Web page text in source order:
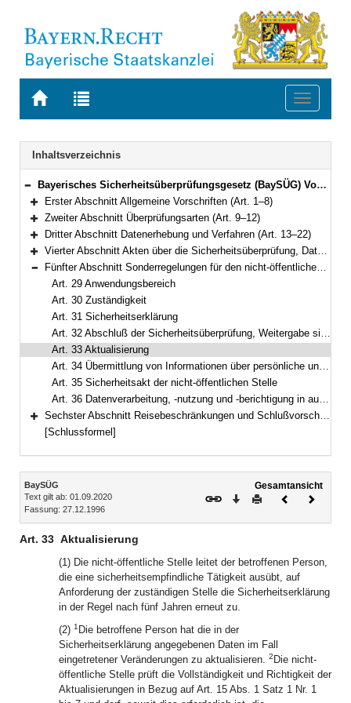
Zur
BAYERN.RECHT
Zur
letzten
Suche
Toggle
Navigation
Inhaltsverzeichnis
Bereich reduzieren
Bayerisches Sicherheitsüberprüfungsgesetz (BaySÜG) Vom 27. Dezember 1996 (GVBl. S. 509) BayRS 12-3-I (Art. 1–42)
Bereich erweitern
Erster Abschnitt Allgemeine Vorschriften (Art. 1–8)
Bereich erweitern
Zweiter Abschnitt Überprüfungsarten (Art. 9–12)
Bereich erweitern
Dritter Abschnitt Datenerhebung und Verfahren (Art. 13–22)
Bereich erweitern
Vierter Abschnitt Akten über die Sicherheitsüberprüfung, Datenverarbeitung (Art. 23–28)
Bereich reduzieren
Fünfter Abschnitt Sonderregelungen für den nicht-öffentlichen Bereich (Art. 29–36)
Art. 29 Anwendungsbereich
Art. 30 Zuständigkeit
Art. 31 Sicherheitserklärung
Art. 32 Abschluß der Sicherheitsüberprüfung, Weitergabe sicherheitserheblicher Erkenntnisse
Art. 33 Aktualisierung
Art. 34 Übermittlung von Informationen über persönliche und arbeitsrechtliche Verhältnisse
Art. 35 Sicherheitsakt der nicht-öffentlichen Stelle
Art. 36 Datenverarbeitung, -nutzung und -berichtigung in automatisierten Dateien
Bereich erweitern
Sechster Abschnitt Reisebeschränkungen und Schlußvorschriften (Art. 37–42)
[Schlussformel]
Inhalt
BaySÜG
Text gilt ab: 01.09.2020
Fassung: 27.12.1996
Gesamtansicht
Download
DruckenVorheriges
Art. 33 Aktualisierung
(1) Die nicht-öffentliche Stelle leitet der betroffenen Person,
die eine sicherheitsempfindliche Tätigkeit ausübt, auf
Anforderung der zuständigen Stelle die Sicherheitserklärung
in der Regel nach fünf Jahren erneut zu.
(2) 1 Die betroffene Person hat die in der
Sicherheitserklärung angegebenen Daten im Fall
eingetretener Veränderungen zu aktualisieren. 2 Die nicht-
öffentliche Stelle prüft die Vollständigkeit und Richtigkeit der
Aktualisierungen in Bezug auf Art. 15 Abs. 1 Satz 1 Nr. 1